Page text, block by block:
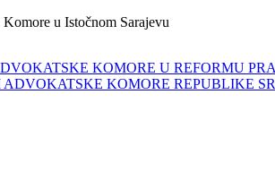
u Istočnom Sarajevu
KOMORE U REFORMU
KOMORE REPUBLIKE